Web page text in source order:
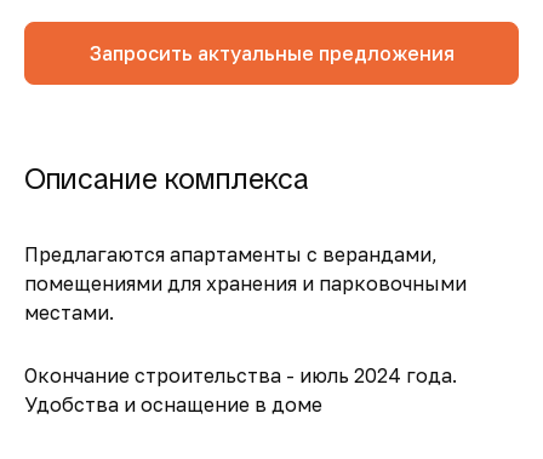
Запросить актуальные предложения
Описание комплекса
Предлагаются апартаменты с верандами,
помещениями для хранения и парковочными
местами.
Окончание строительства - июль 2024 года.
Удобства и оснащение в доме